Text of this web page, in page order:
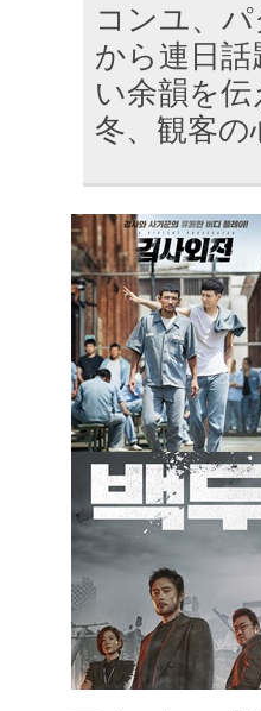
コンユ、
から連日
い余韻を
冬、観客